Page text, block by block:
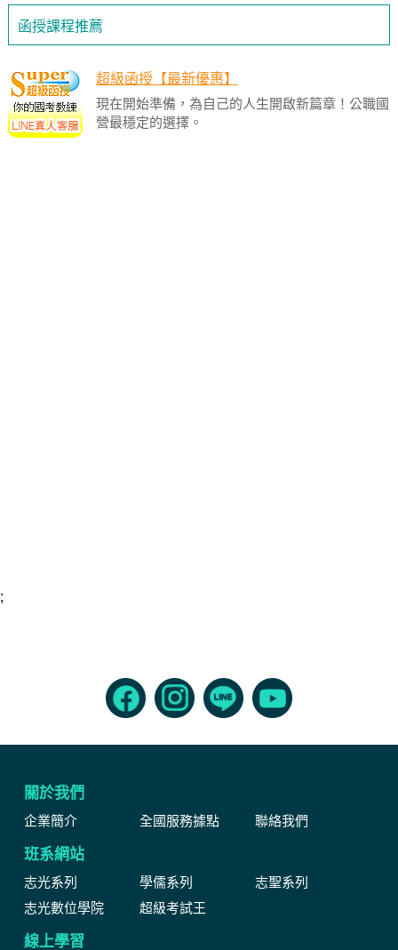
函授課程推薦
超級函授【最新優惠】
現在開始準備，為自己的人生開啟新篇章！公職國
營最穩定的選擇。
;
關於我們
企業簡介 全國服務據點 聯絡我們
班系網站
志光系列 學儒系列
志聖系列
志光數位學院
超級考試王
線上學習